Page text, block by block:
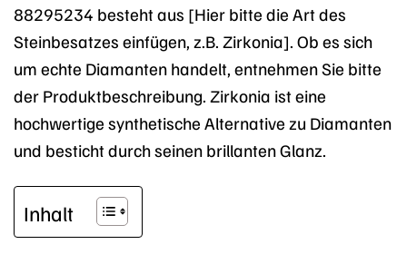
88295234 besteht aus [Hier bitte die Art des
Steinbesatzes einfügen, z.B. Zirkonia]. Ob es sich
um echte Diamanten handelt, entnehmen Sie bitte
der Produktbeschreibung. Zirkonia ist eine
hochwertige synthetische Alternative zu Diamanten
und besticht durch seinen brillanten Glanz.
Inhalt